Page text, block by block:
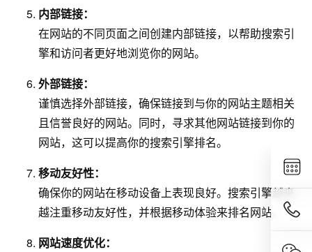
内部链接：
在网站的不同页面之间创建内部链接，以帮助搜索引
擎和访问者更好地浏览你的网站。
外部链接：
谨慎选择外部链接，确保链接到与你的网站主题相关
且信誉良好的网站。同时，寻求其他网站链接到你的
网站，这可以提高你的搜索引擎排名。
移动友好性：
确保你的网站在移动设备上表现良好。搜索引擎越来
越注重移动友好性，并根据移动体验来排名网站。
网站速度优化：